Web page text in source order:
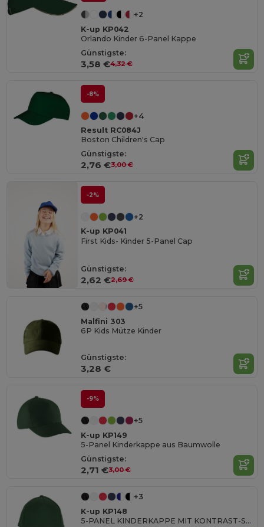
+2
K-up KP042
Orlando Kinder 6-Panel Kappe
Günstigste:
3,58 €4,32 €
-8%
+4
Result RC084J
Boston Children's Cap
Günstigste:
2,76 €3,00 €
-2%
+2
K-up KP041
First Kids- Kinder 5-Panel Cap
Günstigste:
2,62 €2,69 €
+5
Malfini 303
6P Kids Mütze Kinder
Günstigste:
3,28 €
-9%
+5
K-up KP149
5-Panel Kinderkappe aus Baumwolle
Günstigste:
2,71 €3,00 €
+3
K-up KP148
5-PANEL KINDERKAPPE MIT KONTRAST-SANDWICHSCHIRM